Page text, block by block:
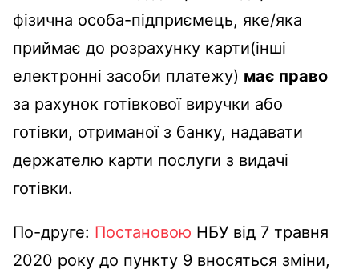
фізична особа-підприємець, яке/яка
приймає до розрахунку карти(інші
електронні засоби платежу) має право
за рахунок готівкової виручки або
готівки, отриманої з банку, надавати
держателю карти послуги з видачі
готівки.
По-друге: Постановою НБУ від 7 травня
2020 року до пункту 9 вносяться зміни,